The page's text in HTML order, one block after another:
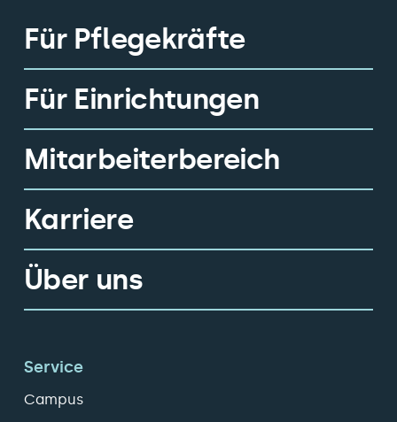
Für Pflegekräfte
Für Einrichtungen
Mitarbeiterbereich
Karriere
Über uns
Service
Campus